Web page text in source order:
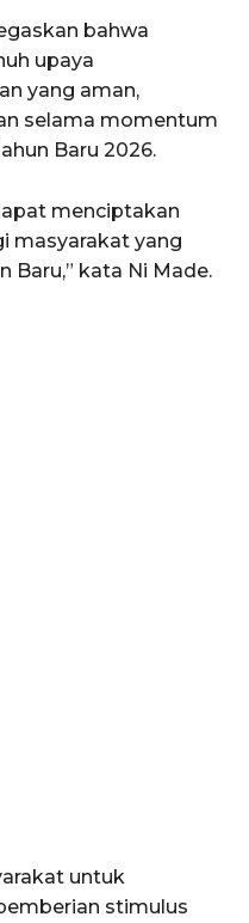
bahwa
upaya
yang aman,
selama momentum
Baru 2026.
menciptakan
masyarakat yang
Baru,” kata Ni Made.
untuk
stimulus